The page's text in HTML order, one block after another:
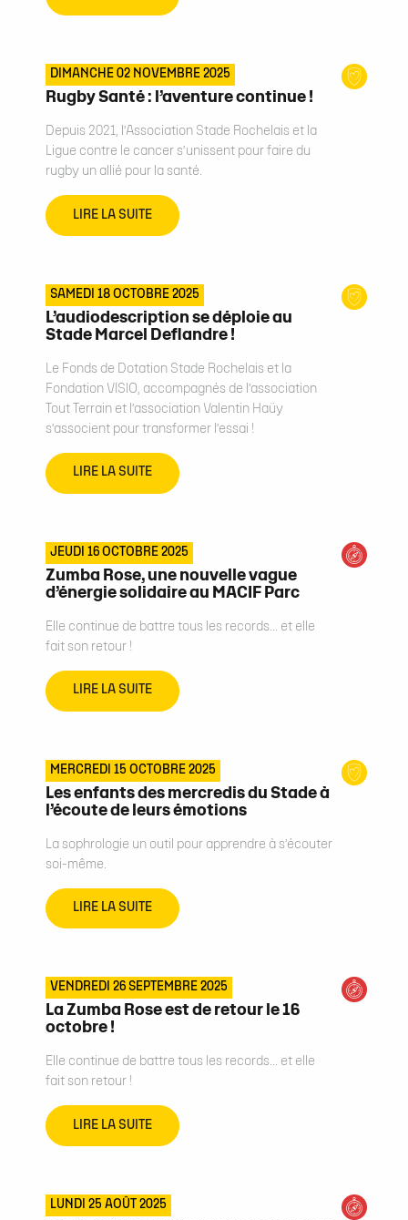
DIMANCHE 02 NOVEMBRE 2025
Rugby Santé : l’aventure continue !
Depuis 2021, l’Association Stade Rochelais et la
Ligue contre le cancer s’unissent pour faire du
rugby un allié pour la santé.
LIRE LA SUITE
SAMEDI 18 OCTOBRE 2025
L’audiodescription se déploie au
Stade Marcel Deflandre !
Le Fonds de Dotation Stade Rochelais et la
Fondation VISIO, accompagnés de l’association
Tout Terrain et l’association Valentin Haüy
s’associent pour transformer l’essai !
LIRE LA SUITE
JEUDI 16 OCTOBRE 2025
Zumba Rose, une nouvelle vague
d’énergie solidaire au MACIF Parc
Elle continue de battre tous les records… et elle
fait son retour !
LIRE LA SUITE
MERCREDI 15 OCTOBRE 2025
Les enfants des mercredis du Stade à
l’écoute de leurs émotions
La sophrologie un outil pour apprendre à s’écouter
soi-même.
LIRE LA SUITE
VENDREDI 26 SEPTEMBRE 2025
La Zumba Rose est de retour le 16
octobre !
Elle continue de battre tous les records… et elle
fait son retour !
LIRE LA SUITE
LUNDI 25 AOÛT 2025